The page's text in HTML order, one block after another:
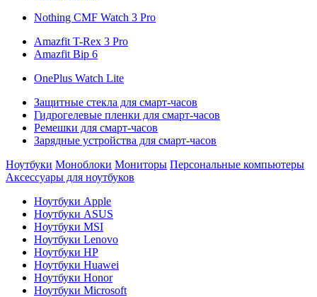
Nothing CMF Watch 3 Pro
Amazfit T-Rex 3 Pro
Amazfit Bip 6
OnePlus Watch Lite
Защитные стекла для смарт-часов
Гидрогелевые пленки для смарт-часов
Ремешки для смарт-часов
Зарядные устройства для смарт-часов
Ноутбуки Моноблоки Мониторы Персональные компьютеры
Аксессуары для ноутбуков
Ноутбуки Apple
Ноутбуки ASUS
Ноутбуки MSI
Ноутбуки Lenovo
Ноутбуки HP
Ноутбуки Huawei
Ноутбуки Honor
Ноутбуки Microsoft